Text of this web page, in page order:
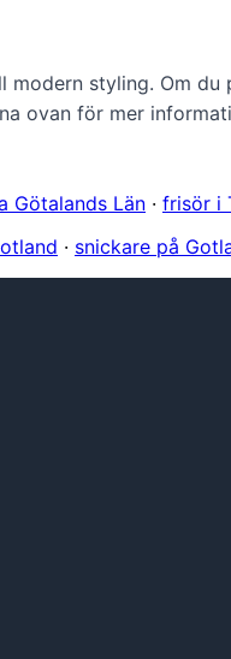
styling. Om
ovan för mer
Götalands Län · frisör i
· snickare på